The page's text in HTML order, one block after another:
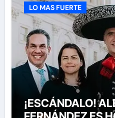
LO MAS FUERTE
¡ESCÁNDALO!